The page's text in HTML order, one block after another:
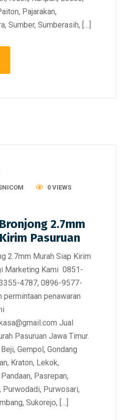
Pajarakan,
Sumber, Sumberasih, […]
0 VIEWS
2.7mm
Pasuruan
2.7mm Murah Siap Kirim
Marketing Kami 0851-
4787, 0896-9577-
permintaan penawaran
Jual
Pasuruan Jawa Timur.
Gempol, Gondang
Kraton, Lekok,
Pasrepan,
Purwodadi, Purwosari,
Sukorejo, […]